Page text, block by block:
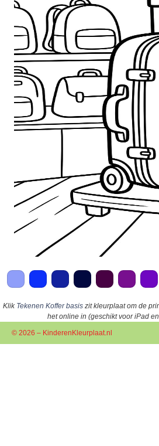
Klik Tekenen Koffer basiszit kleurplaat om de
het online in (geschikt voor iPad
© 2026 – KinderenKleurplaat.nl